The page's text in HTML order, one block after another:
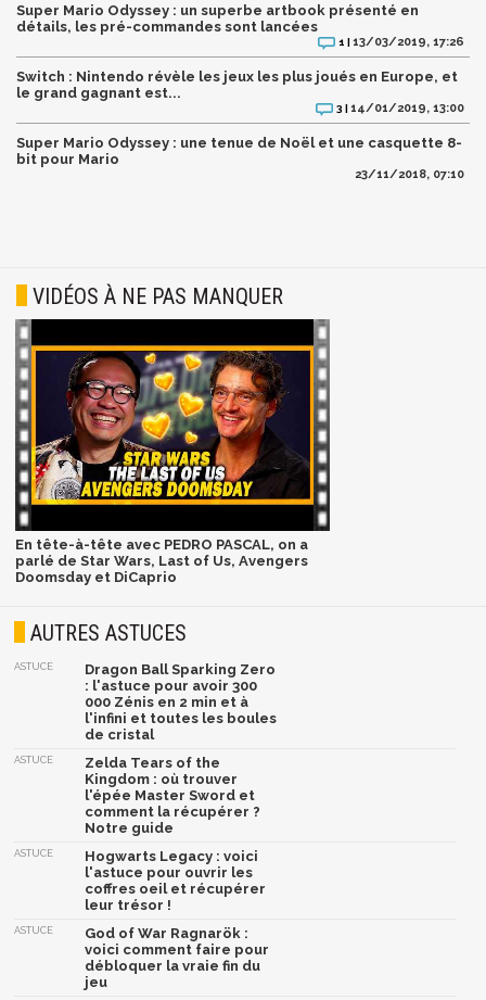
Super Mario Odyssey : un superbe artbook présenté en
détails, les pré-commandes sont lancées
1 |13/03/2019, 17:26
Switch : Nintendo révèle les jeux les plus joués en Europe, et
le grand gagnant est...
3 |14/01/2019, 13:00
Super Mario Odyssey : une tenue de Noël et une casquette 8-
bit pour Mario
23/11/2018, 07:10
VIDÉOS À NE PAS MANQUER
En tête-à-tête avec PEDRO PASCAL, on a
parlé de Star Wars, Last of Us, Avengers
Doomsday et DiCaprio
AUTRES ASTUCES
ASTUCE
Dragon Ball Sparking Zero
: l'astuce pour avoir 300
000 Zénis en 2 min et à
l'infini et toutes les boules
de cristal
ASTUCE
Zelda Tears of the
Kingdom : où trouver
l'épée Master Sword et
comment la récupérer ?
Notre guide
ASTUCE
Hogwarts Legacy : voici
l'astuce pour ouvrir les
coffres oeil et récupérer
leur trésor !
ASTUCE
God of War Ragnarök :
voici comment faire pour
débloquer la vraie fin du
jeu